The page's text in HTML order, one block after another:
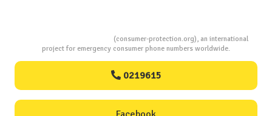
(consumer-protection.org), an international
project for emergency consumer phone numbers worldwide.
0219615